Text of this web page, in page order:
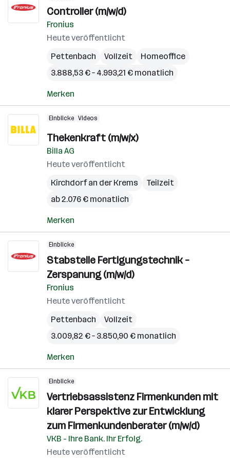
Controller (m/w/d)
Fronius
Heute veröffentlicht
Pettenbach
Vollzeit
Homeoffice
3.888,53 € – 4.993,21 € monatlich
Merken
Einblicke Videos
Thekenkraft (m/w/x)
Billa AG
Heute veröffentlicht
Kirchdorf an der Krems
Teilzeit
ab 2.076 € monatlich
Merken
Einblicke
Stabstelle Fertigungstechnik –
Zerspanung (m/w/d)
Fronius
Heute veröffentlicht
Pettenbach
Vollzeit
3.009,82 € – 3.850,90 € monatlich
Merken
Einblicke
Vertriebsassistenz Firmenkunden mit
klarer Perspektive zur Entwicklung
zum Firmenkundenberater (m/w/d)
VKB - Ihre Bank. Ihr Erfolg.
Heute veröffentlicht